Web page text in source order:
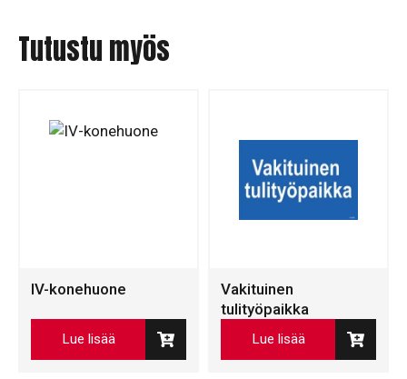
Tutustu myös
IV-konehuone
Lue lisää
Vakituinen
tulityöpaikka
Lue lisää